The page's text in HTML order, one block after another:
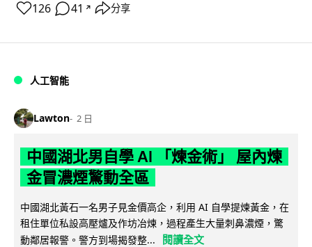
126 41 ↗ 分享
人工智能
Lawton 2 日
中國湖北男自學 AI 「煉金術」 屋內煉
金冒濃煙驚動全區
中國湖北黃石一名男子見金價高企，利用 AI 自學提煉黃金，在
租住單位私設高壓爐及作坊冶煉，過程產生大量刺鼻濃煙，驚
動鄰居報警。警方到場揭發整...
閱讀全文